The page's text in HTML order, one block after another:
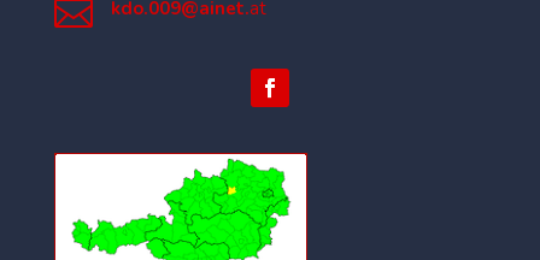
 kdo.009@ainet.at